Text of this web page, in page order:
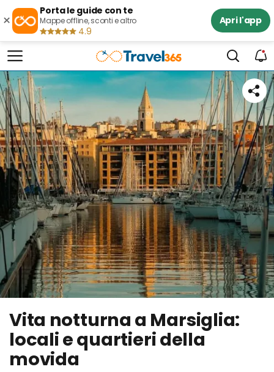
×
Porta le guide con te
Mappe offline, sconti e altro
4.9
Apri l'app
Vita notturna a Marsiglia:
locali e quartieri della
movida